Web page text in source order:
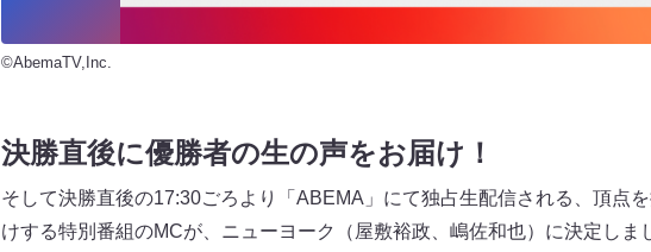
©AbemaTV,Inc.
決勝直後に優勝者の生の声をお届け！
そして決勝直後の17:30ごろより「ABEMA」にて独占生配信される、頂点
けする特別番組のMCが、ニューヨーク（屋敷裕政、嶋佐和也）に決定し